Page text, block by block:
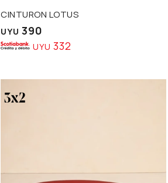
CINTURON LOTUS
UYU 390
UYU 332